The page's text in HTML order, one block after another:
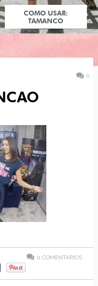
COMO USAR:
TAMANCO
0
0 COMENTÁRIOS